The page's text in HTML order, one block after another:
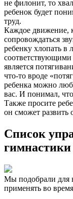
не филонит, то
ребенок будет
труд.
Каждое движение,
сопровождаться
ребенку хлопать в
является
что-то вроде
ребенка можно
вас. И понимал,
Также просите
он сможет развить
Список
гимнастики
Мы подобрали для
применять во